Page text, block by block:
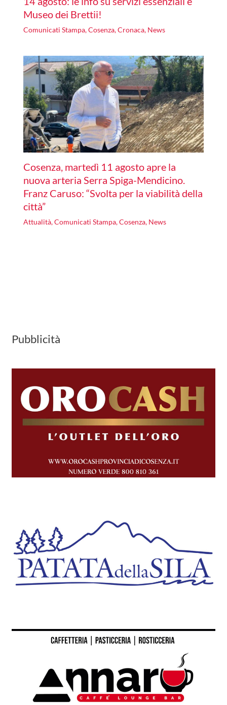
Museo dei Brettii!
Comunicati Stampa,Cosenza,Cronaca, News
Cosenza, martedì 11 agosto apre la
nuova arteria Serra Spiga-Mendicino.
Franz Caruso: “Svolta per la viabilità della
città”
Attualità,Comunicati Stampa,Cosenza, News
Pubblicità